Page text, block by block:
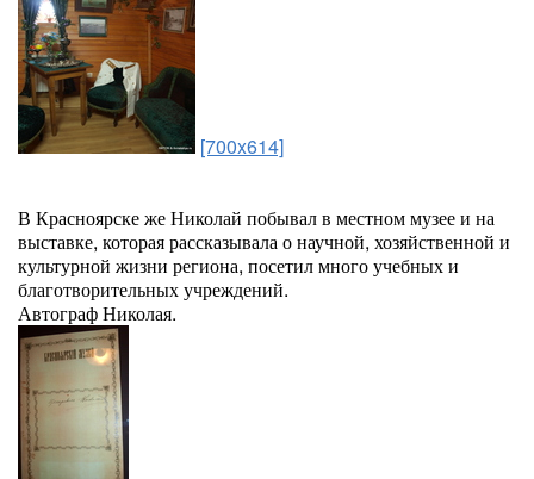
[700x614]
В Красноярске же Николай побывал в местном музее и на
выставке, которая рассказывала о научной, хозяйственной и
культурной жизни региона, посетил много учебных и
благотворительных учреждений.
Автограф Николая.